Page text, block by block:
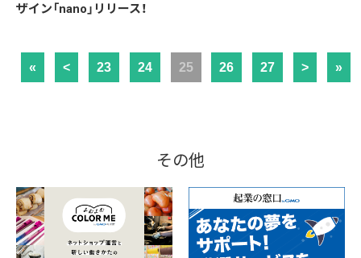
ザイン「nano」リリース！
« < 23 24 25 26 27 > »
その他